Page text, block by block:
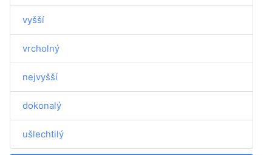
vyšší
vrcholný
nejvyšší
dokonalý
ušlechtilý